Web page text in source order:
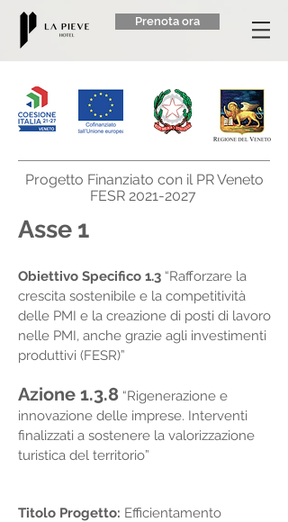
Prenota ora
Progetto Finanziato con il PR Veneto
FESR 2021-2027
Asse 1
Obiettivo Specifico 1.3 “Rafforzare la
crescita sostenibile e la competitività
delle PMI e la creazione di posti di lavoro
nelle PMI, anche grazie agli investimenti
produttivi (FESR)”
Azione 1.3.8 “Rigenerazione e
innovazione delle imprese. Interventi
finalizzati a sostenere la valorizzazione
turistica del territorio”
Titolo Progetto: Efficientamento